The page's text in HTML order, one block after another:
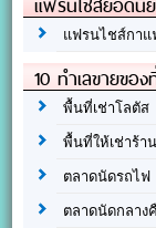
แฟรนไชส์กาแ
10 ทำเลขายขอ
พื้นที่เช่าโลตัส
พื้นที่ให้เช่าร้า
ตลาดนัดรถไฟ
ตลาดนัดกลาง